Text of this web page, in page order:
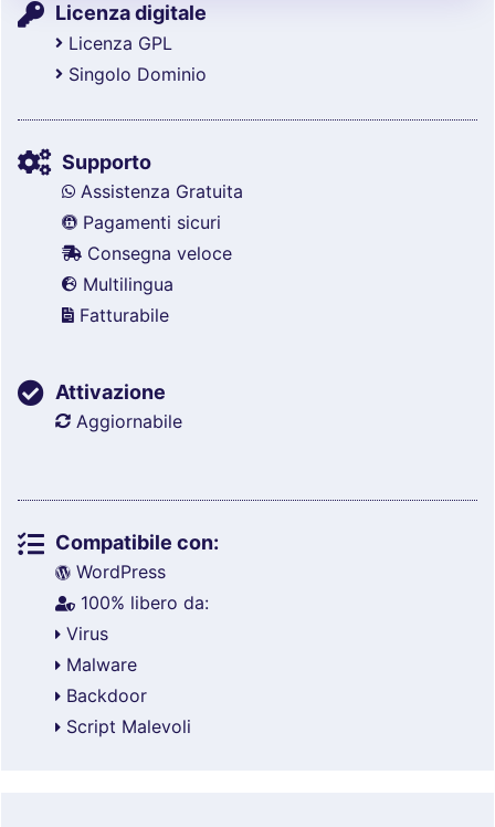
Licenza digitale
Licenza GPL
Singolo Dominio
Supporto
Assistenza Gratuita
Pagamenti sicuri
Consegna veloce
Multilingua
Fatturabile
Attivazione
Aggiornabile
Compatibile con:
WordPress
100% libero da:
Virus
Malware
Backdoor
Script Malevoli